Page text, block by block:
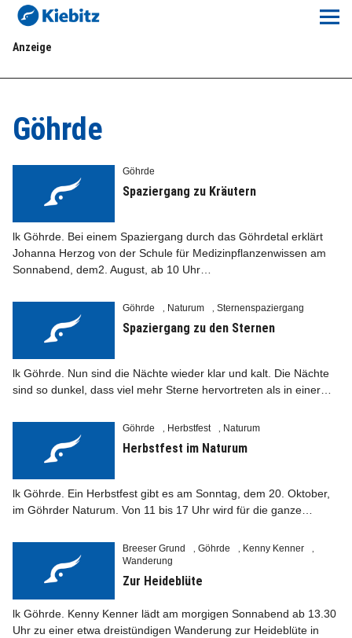
Kiebitz-Online
Anzeigenpreise
Meine Region Online
Elbeflirt
Unser Team
Info
Anzeige
Göhrde
Göhrde
Spaziergang zu Kräutern
lk Göhrde. Bei einem Spaziergang durch das Göhrdetal erklärt
Johanna Herzog von der Schule für Medizinpflanzenwissen am
Sonnabend, dem2. August, ab 10 Uhr…
Göhrde Naturum ,Sternenspaziergang
Spaziergang zu den Sternen
lk Göhrde. Nun sind die Nächte wieder klar und kalt. Die Nächte
sind so dunkel, dass viel mehr Sterne hervortreten als in einer…
Göhrde Herbstfest Naturum
Herbstfest im Naturum
lk Göhrde. Ein Herbstfest gibt es am Sonntag, dem 20. Oktober,
im Göhrder Naturum. Von 11 bis 17 Uhr wird für die ganze…
Breeser Grund ,Göhrde Kenny Kenner
Wanderung
Zur Heideblüte
lk Göhrde. Kenny Kenner lädt am morgigen Sonnabend ab 13.30
Uhr zu einer etwa dreistündigen Wanderung zur Heideblüte in